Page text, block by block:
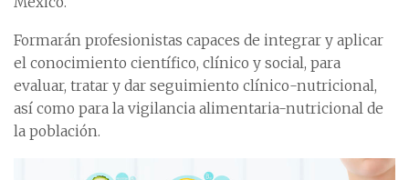
Formarán profesionistas capaces de integrar y aplicar
el conocimiento científico, clínico y social, para
evaluar, tratar y dar seguimiento clínico-nutricional,
así como para la vigilancia alimentaria-nutricional de
la población.